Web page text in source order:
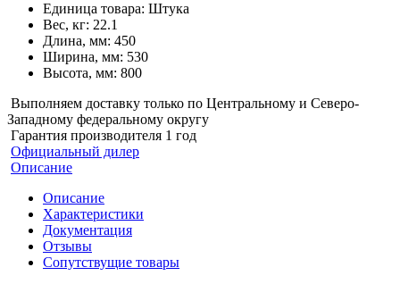
Единица товара: Штука
Вес, кг: 22.1
Длина, мм: 450
Ширина, мм: 530
Высота, мм: 800
Выполняем доставку только по Центральному и Северо-
Западному федеральному округу
Гарантия производителя 1 год
Официальный дилер
Описание
Описание
Характеристики
Документация
Отзывы
Сопутствущие товары